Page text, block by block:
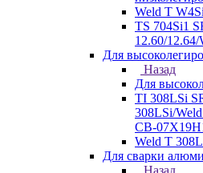
Weld T
TS 704Si1
12.60/
Для
Назад
Для
TI 308LSi
308LSi/
СВ-
Weld T
Для сварки
Назад